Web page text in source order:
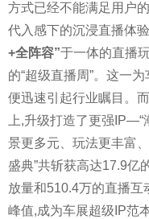
方式已经不能满足用户
代入感下的沉浸直播体
+全阵容”于一体的直播
的“超级直播周”。这一
便迅速引起行业瞩目。
上,升级打造了更强
景更多元、玩法更丰富
盛典”共斩获高达17.9亿
放量和510.4万的直播互
峰值,成为车展超级IP范本